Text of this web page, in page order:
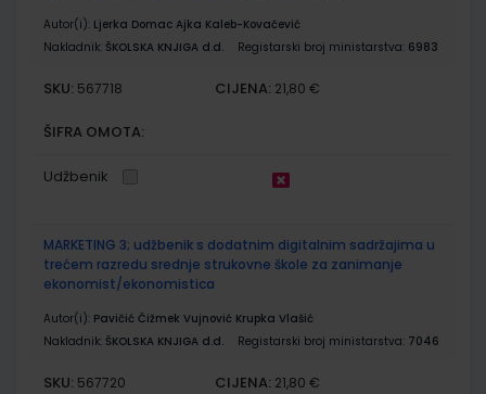
Autor(i): Ljerka Domac Ajka Kaleb-Kovačević
Nakladnik: ŠKOLSKA KNJIGA d.d. Registarski broj ministarstva: 6983
SKU: 567718 CIJENA: 21,80 €
ŠIFRA OMOTA:
Udžbenik
MARKETING 3; udžbenik s dodatnim digitalnim sadržajima u
trećem razredu srednje strukovne škole za zanimanje
ekonomist/ekonomistica
Autor(i): Pavičić Čižmek Vujnović Krupka Vlašić
Nakladnik: ŠKOLSKA KNJIGA d.d. Registarski broj ministarstva: 7046
SKU: 567720 CIJENA: 21,80 €